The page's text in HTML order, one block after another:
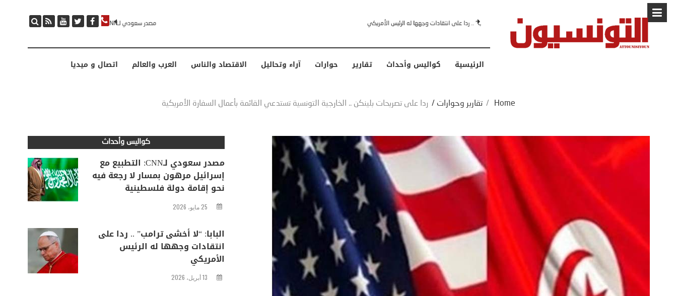
مصدر سعودي لـCNN: التطبيع مع إسرائيل مرهون بمسار لا رجعة فيه نحو إقامة دولة فلسطينية البابا: “لا أخشى ترامب” .. ردا على انتقادات وجهها له الرئيس الأمريكي
الرئيسية كواليس وأحداث تقارير حوارات آراء وتحاليل الاقتصاد والناس العرب والعالم اتصال و ميديا
Home
/ تقارير وحوارات / ردا على تصريحات بلينكن .. الخارجية التونسية تستدعي القائمة بأعمال السفارة الأمريكية
كواليس وأحداث
مصدر سعودي لـCNN: التطبيع مع
إسرائيل مرهون بمسار لا رجعة فيه
نحو إقامة دولة فلسطينية
25 مايو، 2026
البابا: “لا أخشى ترامب” .. ردا على
انتقادات وجهها له الرئيس
الأمريكي
13 أبريل، 2026